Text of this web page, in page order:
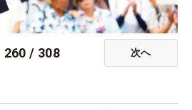
260 / 308 次へ